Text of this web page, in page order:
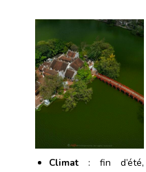
Climat : fin d’été,